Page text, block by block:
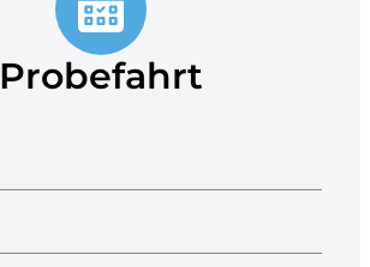
Probefahrt